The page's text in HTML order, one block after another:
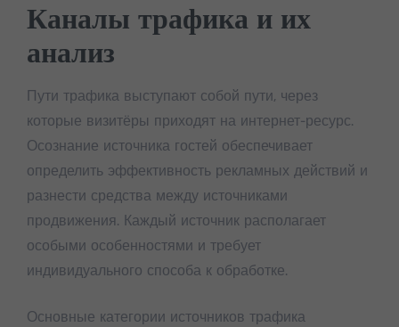
Каналы трафика и их
анализ
Пути трафика выступают собой пути, через
которые визитёры приходят на интернет-ресурс.
Осознание источника гостей обеспечивает
определить эффективность рекламных действий и
разнести средства между источниками
продвижения. Каждый источник располагает
особыми особенностями и требует
индивидуального способа к обработке.
Основные категории источников трафика